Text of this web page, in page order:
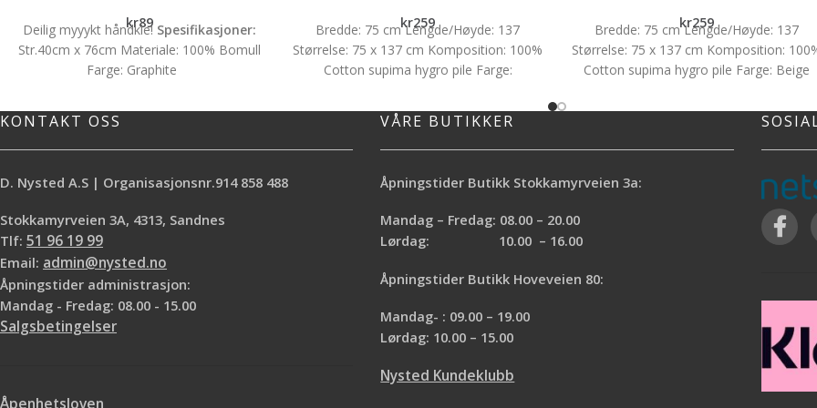
kr89
Deilig myyykt håndkle! Spesifikasjoner:
Str.40cm x 76cm Materiale: 100% Bomull
Farge: Graphite
kr259
Bredde: 75 cm Lengde/Høyde: 137
Størrelse: 75 x 137 cm Komposition: 100%
Cotton supima hygro pile Farge:
kr259
Bredde: 75 cm Lengde/Høyde: 137
Størrelse: 75 x 137 cm Komposition:
Cotton supima hygro pile Farge: Beige
KONTAKT OSS
D. Nysted A.S | Organisasjonsnr.914 858 488
Stokkamyrveien 3A, 4313, Sandnes
Tlf: 51 96 19 99
Email: admin@nysted.no
Åpningstider administrasjon:
Mandag - Fredag: 08.00 - 15.00
Salgsbetingelser
Åpenhetsloven
VÅRE BUTIKKER
Åpningstider Butikk Stokkamyrveien 3a:
Mandag – Fredag: 08.00 – 20.00
Lørdag: 10.00 – 16.00
Åpningstider Butikk Hoveveien 80:
Mandag- : 09.00 – 19.00
Lørdag: 10.00 – 15.00
Nysted Kundeklubb